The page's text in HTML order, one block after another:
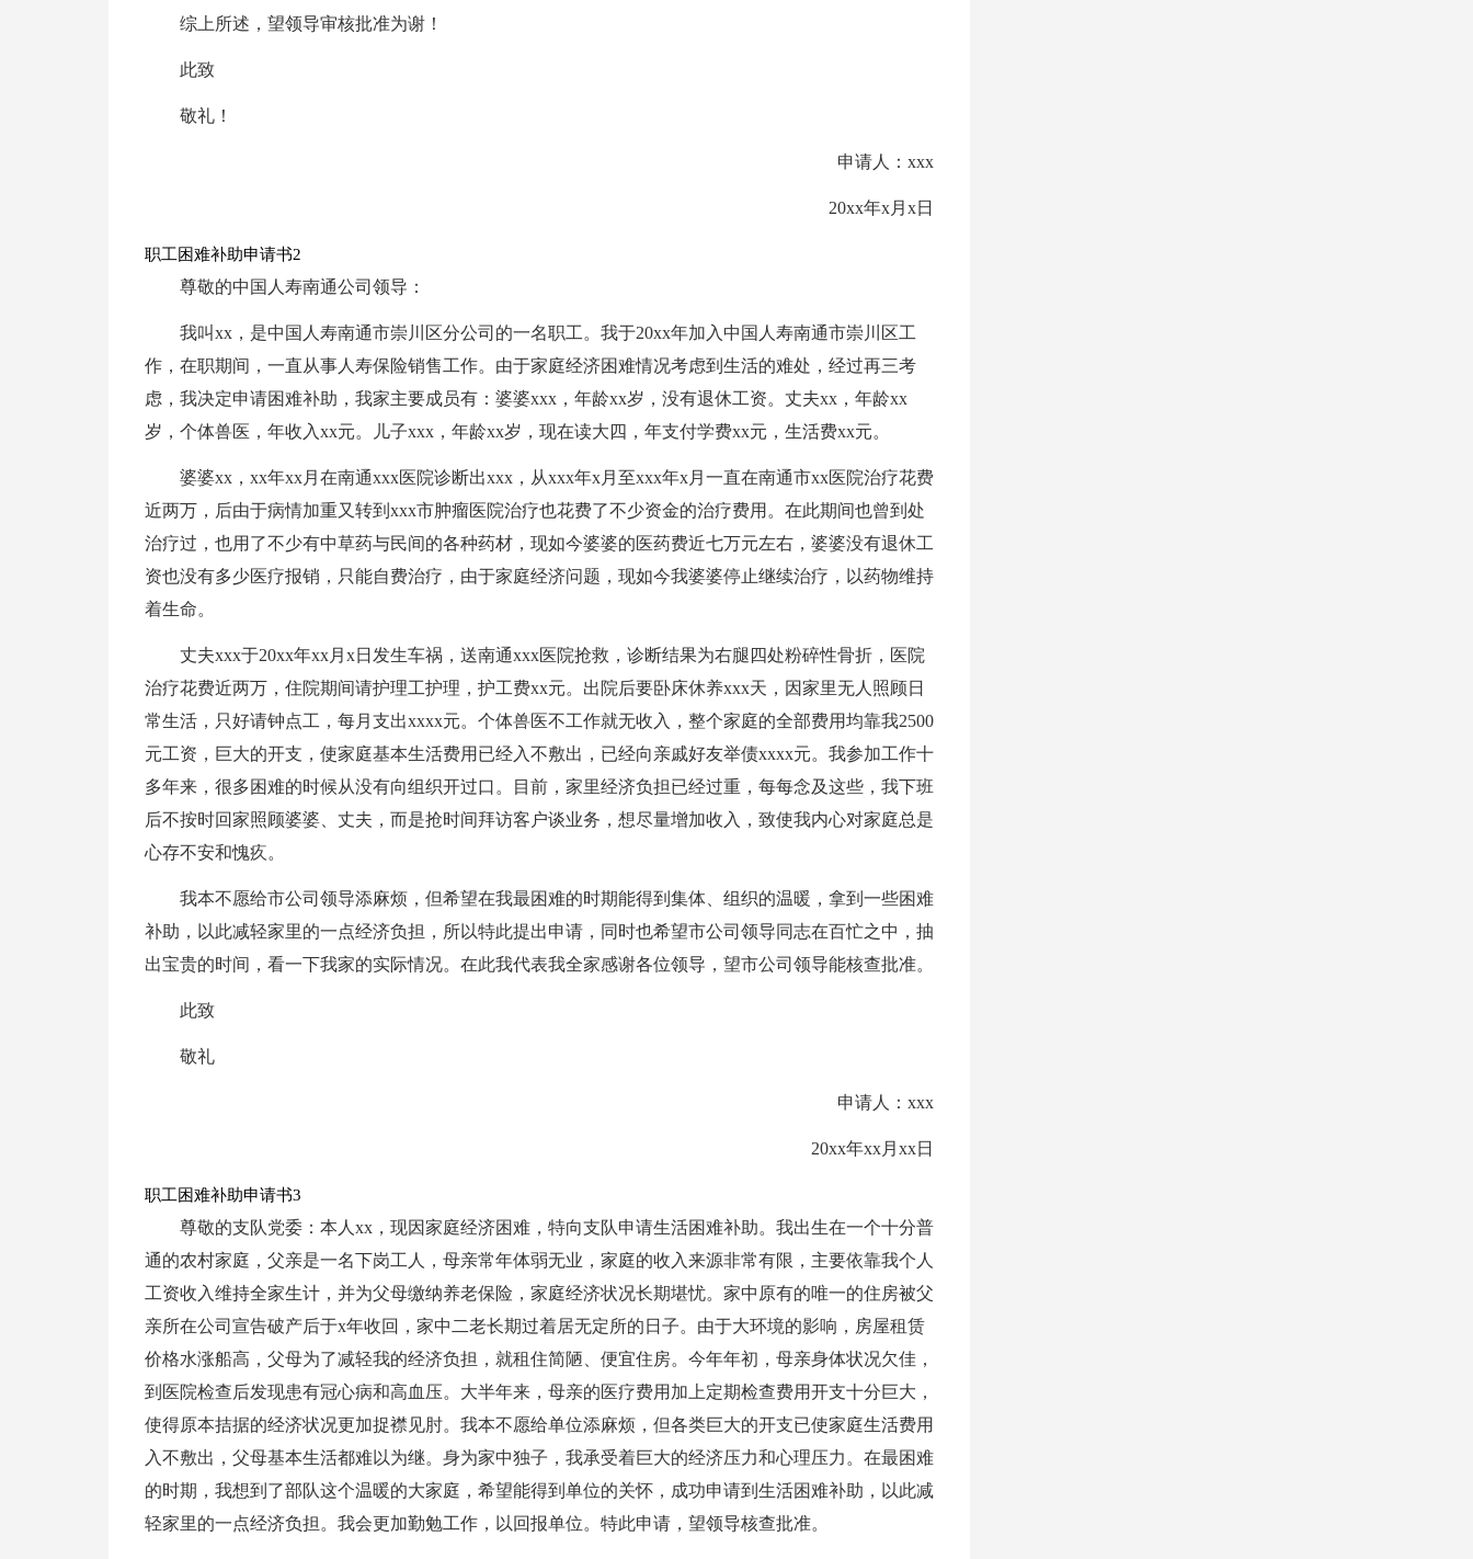
综上所述，望领导审核批准为谢！
此致
敬礼！
申请人：xxx
20xx年x月x日
职工困难补助申请书2
尊敬的中国人寿南通公司领导：
我叫xx，是中国人寿南通市崇川区分公司的一名职工。我于20xx年加入中国人寿南通市崇川区工
作，在职期间，一直从事人寿保险销售工作。由于家庭经济困难情况考虑到生活的难处，经过再三考
虑，我决定申请困难补助，我家主要成员有：婆婆xxx，年龄xx岁，没有退休工资。丈夫xx，年龄xx
岁，个体兽医，年收入xx元。儿子xxx，年龄xx岁，现在读大四，年支付学费xx元，生活费xx元。
婆婆xx，xx年xx月在南通xxx医院诊断出xxx，从xxx年x月至xxx年x月一直在南通市xx医院治疗花费
近两万，后由于病情加重又转到xxx市肿瘤医院治疗也花费了不少资金的治疗费用。在此期间也曾到处
治疗过，也用了不少有中草药与民间的各种药材，现如今婆婆的医药费近七万元左右，婆婆没有退休工
资也没有多少医疗报销，只能自费治疗，由于家庭经济问题，现如今我婆婆停止继续治疗，以药物维持
着生命。
丈夫xxx于20xx年xx月x日发生车祸，送南通xxx医院抢救，诊断结果为右腿四处粉碎性骨折，医院
治疗花费近两万，住院期间请护理工护理，护工费xx元。出院后要卧床休养xxx天，因家里无人照顾日
常生活，只好请钟点工，每月支出xxxx元。个体兽医不工作就无收入，整个家庭的全部费用均靠我2500
元工资，巨大的开支，使家庭基本生活费用已经入不敷出，已经向亲戚好友举债xxxx元。我参加工作十
多年来，很多困难的时候从没有向组织开过口。目前，家里经济负担已经过重，每每念及这些，我下班
后不按时回家照顾婆婆、丈夫，而是抢时间拜访客户谈业务，想尽量增加收入，致使我内心对家庭总是
心存不安和愧疚。
我本不愿给市公司领导添麻烦，但希望在我最困难的时期能得到集体、组织的温暖，拿到一些困难
补助，以此减轻家里的一点经济负担，所以特此提出申请，同时也希望市公司领导同志在百忙之中，抽
出宝贵的时间，看一下我家的实际情况。在此我代表我全家感谢各位领导，望市公司领导能核查批准。
此致
敬礼
申请人：xxx
20xx年xx月xx日
职工困难补助申请书3
尊敬的支队党委：本人xx，现因家庭经济困难，特向支队申请生活困难补助。我出生在一个十分普
通的农村家庭，父亲是一名下岗工人，母亲常年体弱无业，家庭的收入来源非常有限，主要依靠我个人
工资收入维持全家生计，并为父母缴纳养老保险，家庭经济状况长期堪忧。家中原有的唯一的住房被父
亲所在公司宣告破产后于x年收回，家中二老长期过着居无定所的日子。由于大环境的影响，房屋租赁
价格水涨船高，父母为了减轻我的经济负担，就租住简陋、便宜住房。今年年初，母亲身体状况欠佳，
到医院检查后发现患有冠心病和高血压。大半年来，母亲的医疗费用加上定期检查费用开支十分巨大，
使得原本拮据的经济状况更加捉襟见肘。我本不愿给单位添麻烦，但各类巨大的开支已使家庭生活费用
入不敷出，父母基本生活都难以为继。身为家中独子，我承受着巨大的经济压力和心理压力。在最困难
的时期，我想到了部队这个温暖的大家庭，希望能得到单位的关怀，成功申请到生活困难补助，以此减
轻家里的一点经济负担。我会更加勤勉工作，以回报单位。特此申请，望领导核查批准。